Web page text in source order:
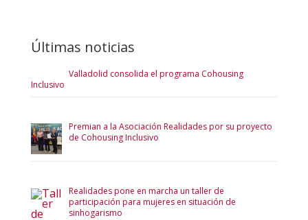
Últimas noticias
Valladolid consolida el programa Cohousing
Inclusivo
Premian a la Asociación Realidades por su proyecto
de Cohousing Inclusivo
Realidades pone en marcha un taller de
participación para mujeres en situación de
sinhogarismo